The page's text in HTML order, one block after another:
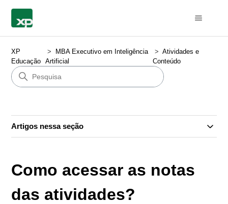
XP
Educação
MBA Executivo em Inteligência
Artificial
Atividades e
Conteúdo
Artigos nessa seção
Como acessar as notas
das atividades?